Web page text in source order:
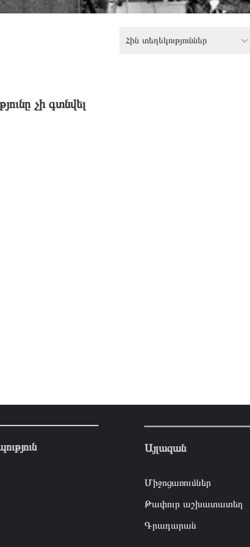
Հին տեղեկություններ
չի գտնվել
Այլազան
Միջոցառումներ
Թափուր աշխատատեղ
Գրադարան